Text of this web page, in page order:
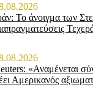
Το άνοιγμα των
«Αναμένεται
Αμερικανός